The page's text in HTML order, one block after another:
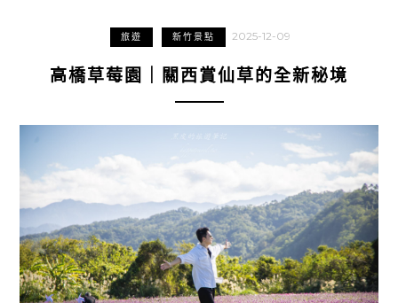
旅遊 新竹景點 2025-12-09
高橋草莓園｜關西賞仙草的全新秘境